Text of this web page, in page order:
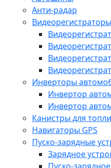
Анти-радар
Видеорегистраторы
Инверторы
Инвертор
Инвертор
Канистры для
Навигаторы GPS
Пуско-зарядные
Зарядное